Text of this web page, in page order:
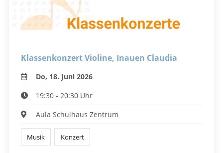
Klassenkonzert Violine, Inauen Claudia
Do, 18. Juni 2026
19:30 - 20:30 Uhr
Aula Schulhaus Zentrum
Musik Konzert